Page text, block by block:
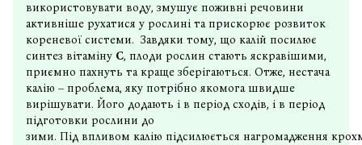
використовувати воду, змушує поживні речовини
активніше рухатися у рослині та прискорює розвиток
кореневої системи. Завдяки тому, що калій посилює
синтез вітаміну С, плоди рослин стають яскравішими,
приємно пахнуть та краще зберігаються. Отже, нестача
калію – проблема, яку потрібно якомога швидше
вирішувати. Його додають і в період сходів, і в період
підготовки рослини до
зими. Під впливом калію підсилюється нагромадження